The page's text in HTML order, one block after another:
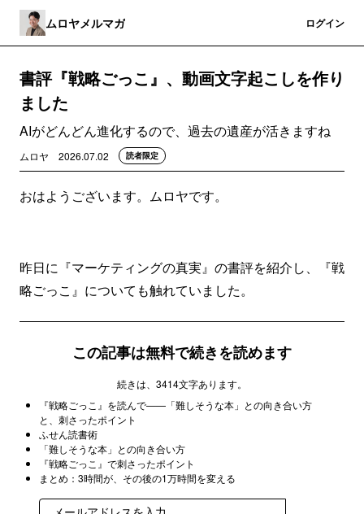
ムロヤメルマガ ログイン
書評『戦略ごっこ』、動画文字起こしを作り
ました
AIがどんどん進化するので、過去の遺産が活きますね
ムロヤ 2026.07.02 読者限定
おはようございます。ムロヤです。
昨日に『マーケティングの真実』の書評を紹介し、『戦
略ごっこ』についても触れていました。
この記事は無料で続きを読めます
続きは、3414文字あります。
『戦略ごっこ』を読んで——「難しそうな本」との向き合い方
と、刺さったポイント
ふせん読書術
「難しそうな本」との向き合い方
『戦略ごっこ』で刺さったポイント
まとめ：3時間が、その後の1万時間を変える